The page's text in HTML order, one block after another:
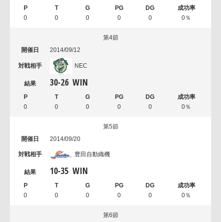
0 0 0 0 0 0％
第4節
2014/09/12
NEC
30-26 WIN
0 0 0 0 0 0％
第5節
2014/09/20
豊田自動織機
10-35 WIN
0 0 0 0 0 0％
第6節